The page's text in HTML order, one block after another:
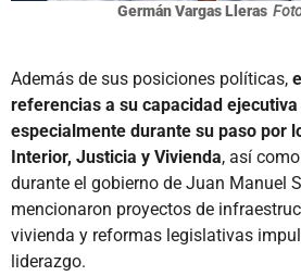
Germán Vargas Lleras
Además de sus posiciones políticas,
referencias a su capacidad
especialmente durante su paso por
Interior, Justicia y Vivienda, así
durante el gobierno de Juan Manuel
mencionaron proyectos de
vivienda y reformas legislativas
liderazgo.